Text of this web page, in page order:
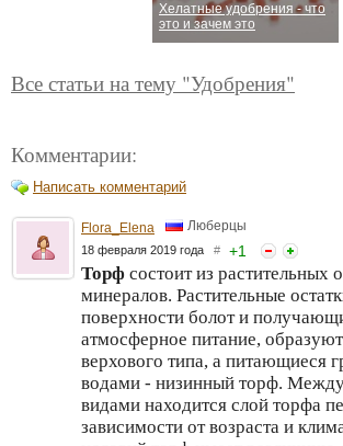
Хелатные удобрения - что
это и зачем это
Все статьи на тему "Удобрения"
Комментарии:
Написать комментарий
Flora_Elena Люберцы
18 февраля 2019 года # +1
Торф состоит из растительных
минералов. Растительные
поверхности болот и
атмосферное питание,
верхового типа, а питающиеся
водами - низинный торф.
видами находится слой торфа
зависимости от возраста и